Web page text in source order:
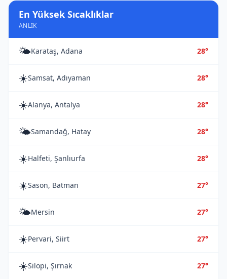
En Yüksek Sıcaklıklar
ANLIK
🌤️Karataş, Adana 28°
☀️Samsat, Adıyaman 28°
☀️Alanya, Antalya 28°
🌤️Samandağ, Hatay 28°
☀️Halfeti, Şanlıurfa 28°
☀️Sason, Batman 27°
🌤️Mersin 27°
☀️Pervari, Siirt 27°
☀️Silopi, Şırnak 27°